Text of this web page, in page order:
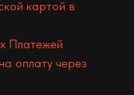
картой в
Платежей
оплату через